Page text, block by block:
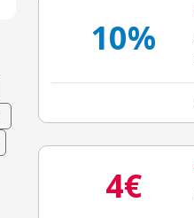
10%
4€